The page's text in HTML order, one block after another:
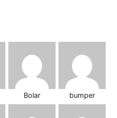
Bolar bumper